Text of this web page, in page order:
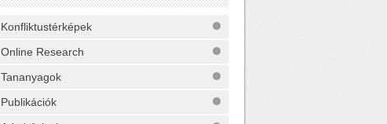
Konfliktustérképek
Online Research
Tananyagok
Publikációk